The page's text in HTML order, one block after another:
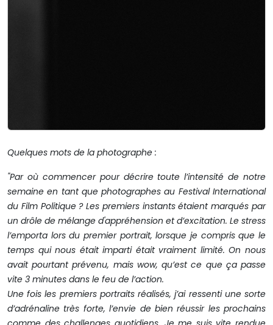
Quelques mots de la photographe :
"Par où commencer pour décrire toute l’intensité de notre
semaine en tant que photographes au Festival International
du Film Politique ? Les premiers instants étaient marqués par
un drôle de mélange d'appréhension et d’excitation. Le stress
l’emporta lors du premier portrait, lorsque je compris que le
temps qui nous était imparti était vraiment limité. On nous
avait pourtant prévenu, mais wow, qu’est ce que ça passe
vite 3 minutes dans le feu de l’action.
Une fois les premiers portraits réalisés, j’ai ressenti une sorte
d’adrénaline très forte, l’envie de bien réussir les prochains